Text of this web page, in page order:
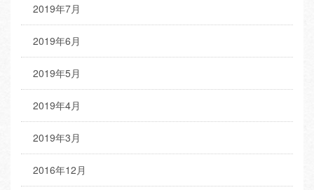
2019年7月
2019年6月
2019年5月
2019年4月
2019年3月
2016年12月